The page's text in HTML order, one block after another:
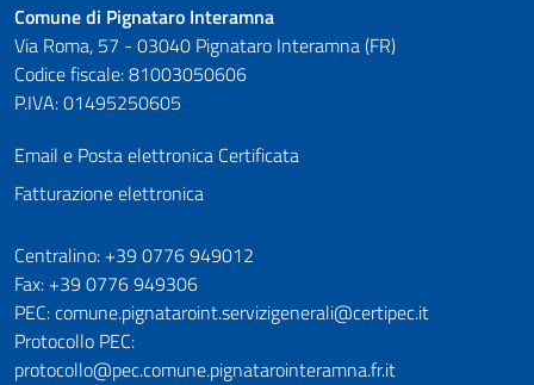
Comune di Pignataro Interamna
Via Roma, 57 - 03040 Pignataro Interamna (FR)
Codice fiscale: 81003050606
P.IVA: 01495250605
Email e Posta elettronica Certificata
Fatturazione elettronica
Numeri utili
Centralino: +39 0776 949012
Fax: +39 0776 949306
PEC: comune.pignataroint.servizigenerali@certipec.it
Protocollo PEC:
protocollo@pec.comune.pignatarointeramna.fr.it